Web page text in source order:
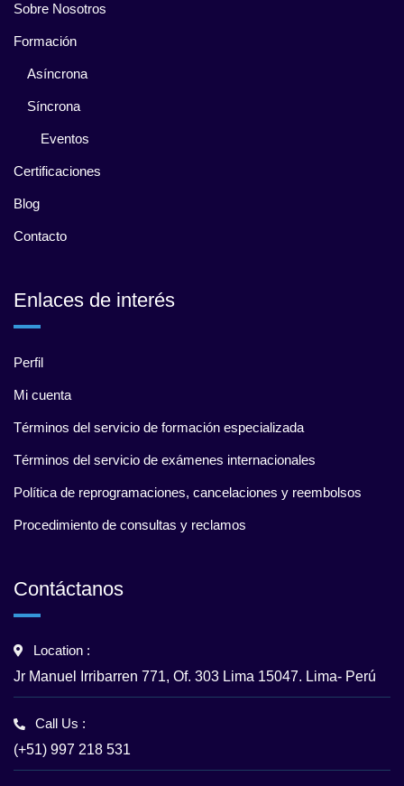
Sobre Nosotros
Formación
Asíncrona
Síncrona
Eventos
Certificaciones
Blog
Contacto
Enlaces de interés
Perfil
Mi cuenta
Términos del servicio de formación especializada
Términos del servicio de exámenes internacionales
Política de reprogramaciones, cancelaciones y reembolsos
Procedimiento de consultas y reclamos
Contáctanos
Location :
Jr Manuel Irribarren 771, Of. 303 Lima 15047. Lima- Perú
Call Us :
(+51) 997 218 531